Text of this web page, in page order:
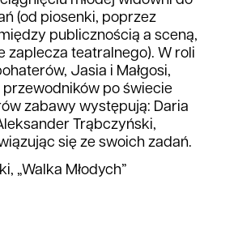
(od piosenki, poprzez
publicznością a sceną,
zaplecza teatralnego). W roli
Jasia i Małgosi,
przewodników po świecie
zabawy występują: Daria
Trąbczyński,
się ze swoich zadań.
„Walka Młodych”